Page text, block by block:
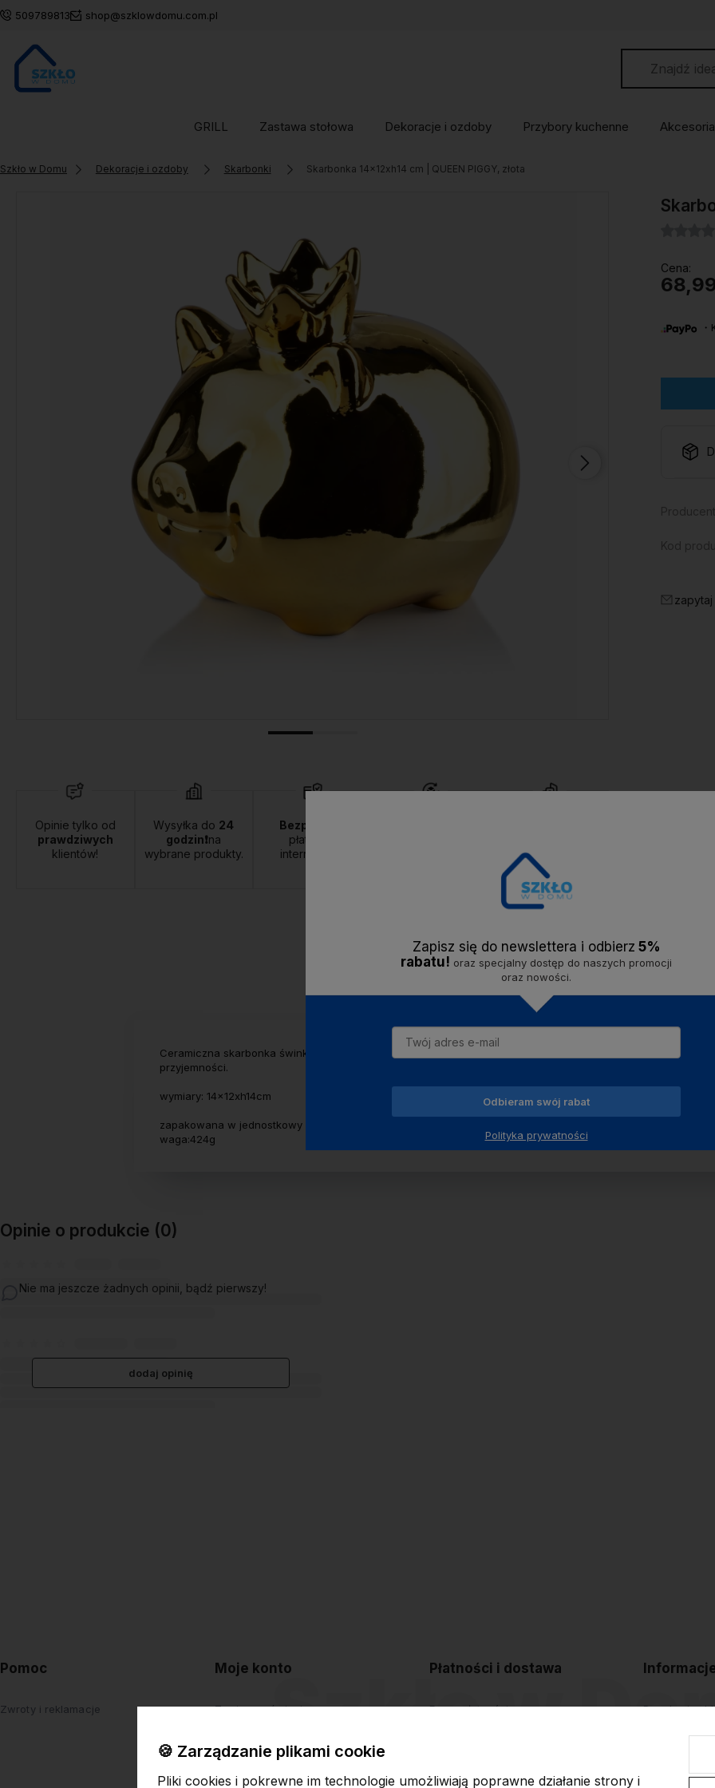
509789813 shop@szklowdomu.com.pl
GRILL Zastawa stołowa Dekoracje i ozdoby Przybory kuchenne
Szkło w Domu Dekoracje i ozdoby Skarbonki Skarbonka 14x12xh14 cm | QUEEN PIGGY, złota
Opinie tylko od
prawdziwych
klientów!
Wysyłka do 24
godzin❗na
wybrane produkty.
Bezpieczne
płatności
internetowe.
od2020 roku.
Cena:
Ceramiczna skarbonka świnka z koroną w kolorze złotym z serii QUEEN PIGGY marki MONDEX since 1986r.
przyjemności.
wymiary: 14x12xh14cm
zapakowana w jednostkowy biały kartonik o wymiarach: 16x14xh14cm
waga:424g
Opinie o produkcie (0)
Nie ma jeszcze żadnych opinii, bądź pierwszy!
dodaj opinię
Pomoc
Zwroty i reklamacje
Moje konto
Twoje zamówienia
Przechowalnia
Płatności i dostawa
Formy płatności
Regulamin
Polityka
🍪 Zarządzanie plikami cookie
Pliki cookies i pokrewne im technologie umożliwiają poprawne działanie strony i
Zapisz się do newslettera i odbierz 5%
rabatu! oraz specjalny dostęp do naszych promocji
oraz nowości.
Odbieram swój rabat
Polityka prywatności